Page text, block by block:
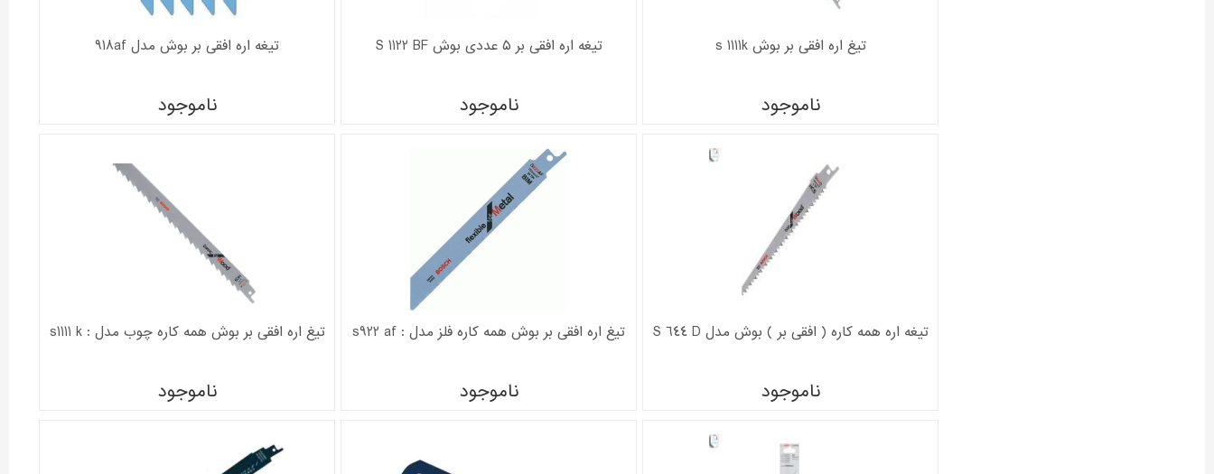
تیغ اره افقی بر بوش s 1111k
ناموجود
تیغه اره افقی بر ۵ عددی بوش S 1122 BF
ناموجود
تیغه اره افقی بر بوش مدل 918af
ناموجود
تیغه اره همه کاره ( افقی بر ) بوش مدل S 644 D
ناموجود
تیغ اره افقی بر بوش همه کاره فلز مدل : s922 af
ناموجود
تیغ اره افقی بر بوش همه کاره چوب مدل : s1111 k
ناموجود